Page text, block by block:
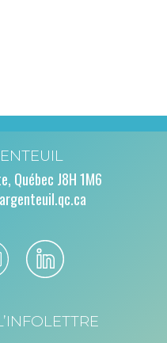
Québec J8H 1M6